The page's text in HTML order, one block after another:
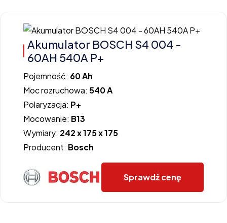
Akumulator BOSCH S4 004 -
60AH 540A P+
Pojemność: 60 Ah
Moc rozruchowa: 540 A
Polaryzacja: P+
Mocowanie: B13
Wymiary: 242 x 175 x 175
Producent: Bosch
Sprawdź cenę